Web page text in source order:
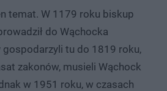
temat. W 1179 roku biskup
do Wąchocka
gospodarzyli tu do 1819 roku,
zakonów, musieli Wąchock
w 1951 roku, w czasach